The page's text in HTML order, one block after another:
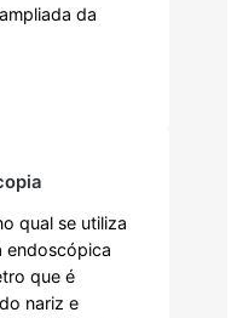
da
qual se utiliza
endoscópica
que é
nariz e